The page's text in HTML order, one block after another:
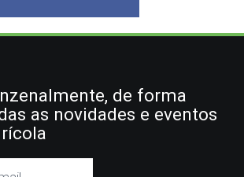
de forma
as novidades e eventos